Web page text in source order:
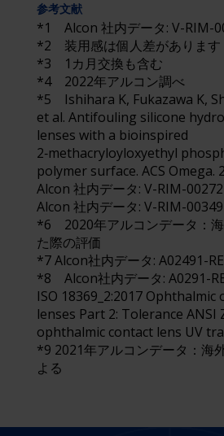
参考文献
*1 Alcon 社内データ: V-RIM-
*2 装用感は個人差があります
*3 1カ月交換も含む
*4 2022年アルコン調べ
*5 Ishihara K, Fukazawa K,
et al. Antifouling silicone
lenses with a bioinspired
2‑methacryloyloxyethyl
polymer surface. ACS Omega.
Alcon 社内データ: V-RIM-
Alcon 社内データ: V-RIM-
*6 2020年アルコンデータ：海
た際の評価
*7 Alcon社内データ: A02491-
*8 Alcon社内データ: A0291-
ISO 18369_2:2017 Ophthalmic
lenses Part 2: Tolerance ANSI
ophthalmic contact lens UV
*9 2021年アルコンデータ：海
よる